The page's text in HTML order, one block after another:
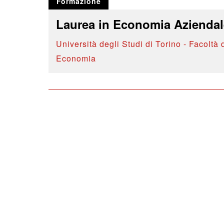
Laurea in Economia
Università degli Studi di Torino - Facoltà
Economia